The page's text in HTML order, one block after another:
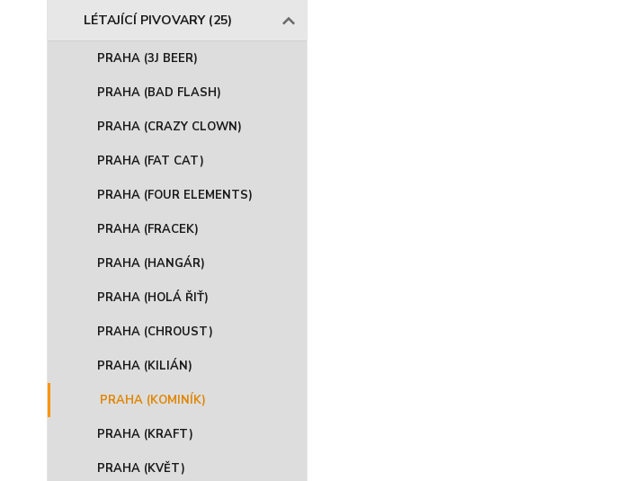
LÉTAJÍCÍ PIVOVARY (25)
PRAHA (3J BEER)
PRAHA (BAD FLASH)
PRAHA (CRAZY CLOWN)
PRAHA (FAT CAT)
PRAHA (FOUR ELEMENTS)
PRAHA (FRACEK)
PRAHA (HANGÁR)
PRAHA (HOLÁ ŘIŤ)
PRAHA (CHROUST)
PRAHA (KILIÁN)
PRAHA (KOMINÍK)
PRAHA (KRAFT)
PRAHA (KVĚT)